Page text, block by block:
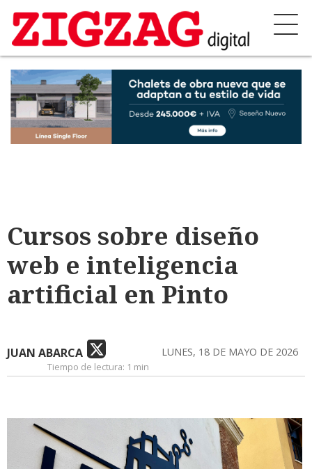
Cursos sobre diseño
web e inteligencia
artificial en Pinto
JUAN ABARCA LUNES, 18 DE MAYO DE 2026
Tiempo de lectura: 1 min